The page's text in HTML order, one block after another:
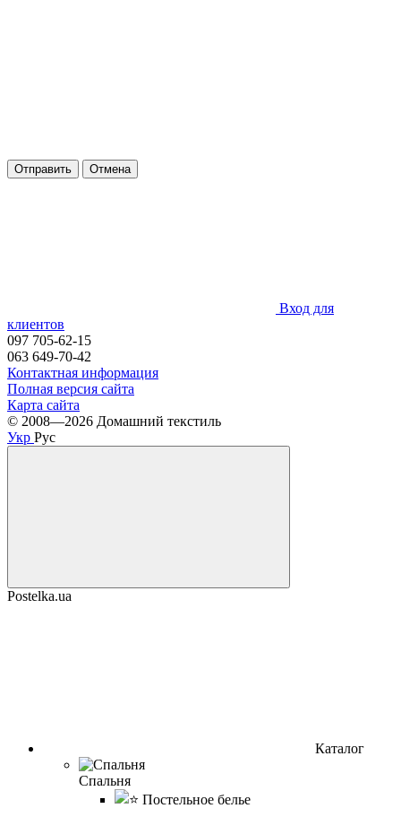
Отправить Отмена
Вход для
клиентов
097 705-62-15
063 649-70-42
Контактная информация
Полная версия сайта
Карта сайта
© 2008—2026 Домашний текстиль
Укр Рус
Postelka.ua
Каталог
Спальня